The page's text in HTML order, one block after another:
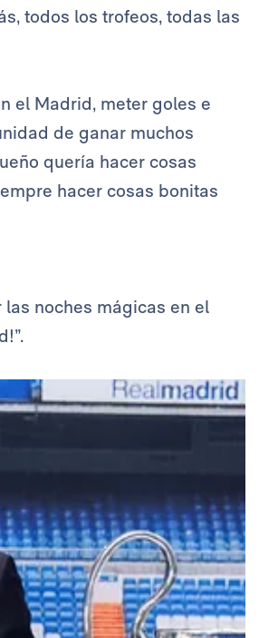
todos los trofeos, todas las
el Madrid, meter goles e
de ganar muchos
quería hacer cosas
hacer cosas bonitas
noches mágicas en el